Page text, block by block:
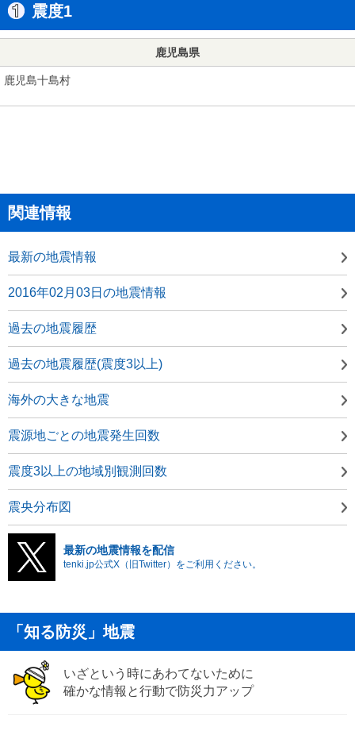
震度1
鹿児島県
鹿児島十島村
関連情報
最新の地震情報
2016年02月03日の地震情報
過去の地震履歴
過去の地震履歴(震度3以上)
海外の大きな地震
震源地ごとの地震発生回数
震度3以上の地域別観測回数
震央分布図
最新の地震情報を配信
tenki.jp公式X（旧Twitter）をご利用ください。
「知る防災」地震
いざという時にあわてないために
確かな情報と行動で防災力アップ